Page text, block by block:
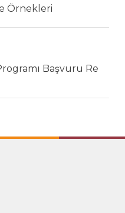
Örnekleri
Başvuru Re